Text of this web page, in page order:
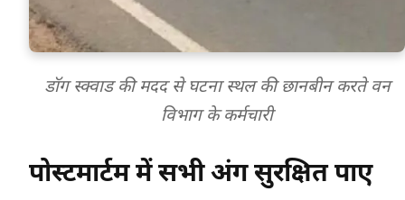
डॉग स्क्वाड की मदद से घटना स्थल की छानबीन करते वन
विभाग के कर्मचारी
पोस्टमार्टम में सभी अंग सुरक्षित पाए